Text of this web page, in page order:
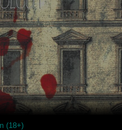
(18+)